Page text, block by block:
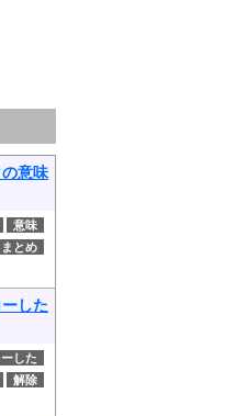
意味
意味
まとめ
した
した
解除